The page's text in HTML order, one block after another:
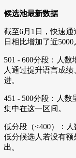
候选池最新数据
截至6月1日，快速
日相比增加了近
501 - 600分段：人
人通过提升语言成
进。
451 - 500分段：人
集中在这一区间。
低分段（<400）：
低分候选人若没有
出。